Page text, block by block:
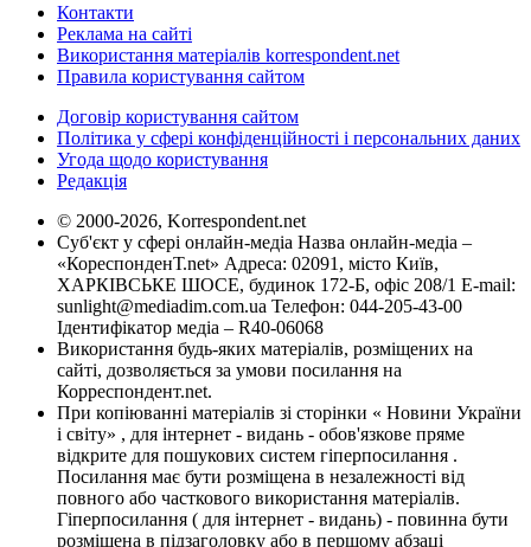
Контакти
Реклама на сайті
Використання матеріалів korrespondent.net
Правила користування сайтом
Договір користування сайтом
Політика у сфері конфіденційності і персональних даних
Угода щодо користування
Редакція
© 2000-2026, Korrespondent.net
Суб'єкт у сфері онлайн-медіа Назва онлайн-медіа –
«КореспонденТ.net» Адреса: 02091, місто Київ,
ХАРКІВСЬКЕ ШОСЕ, будинок 172-Б, офіс 208/1 E-mail:
sunlight@mediadim.com.ua Телефон: 044-205-43-00
Ідентифікатор медіа – R40-06068
Використання будь-яких матеріалів, розміщених на
сайті, дозволяється за умови посилання на
Корреспондент.net.
При копіюванні матеріалів зі сторінки « Новини України
і світу» , для інтернет - видань - обов'язкове пряме
відкрите для пошукових систем гіперпосилання .
Посилання має бути розміщена в незалежності від
повного або часткового використання матеріалів.
Гіперпосилання ( для інтернет - видань) - повинна бути
розміщена в підзаголовку або в першому абзаці